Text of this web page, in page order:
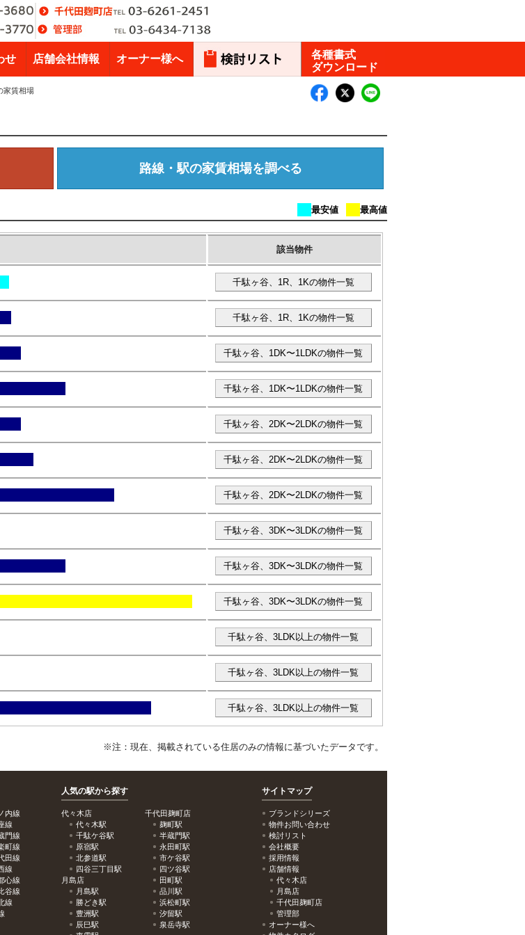
せ 店舗会社情報 オーナー様へ
各種書式
ダウンロード
家賃相場
路線・駅の家賃相場を調べる
該当物件
千駄ヶ谷、1R、1Kの物件一覧
千駄ヶ谷、1R、1Kの物件一覧
千駄ヶ谷、1DK〜1LDKの物件一覧
千駄ヶ谷、1DK〜1LDKの物件一覧
千駄ヶ谷、2DK〜2LDKの物件一覧
千駄ヶ谷、2DK〜2LDKの物件一覧
千駄ヶ谷、2DK〜2LDKの物件一覧
千駄ヶ谷、3DK〜3LDKの物件一覧
千駄ヶ谷、3DK〜3LDKの物件一覧
千駄ヶ谷、3DK〜3LDKの物件一覧
千駄ヶ谷、3LDK以上の物件一覧
千駄ヶ谷、3LDK以上の物件一覧
千駄ヶ谷、3LDK以上の物件一覧
※注：現在、掲載されている住居のみの情報に基づいたデータです。
内線
線
門線
町線
田線
線
心線
谷線
線
人気の駅から探す
代々木店
代々木駅
千駄ケ谷駅
原宿駅
北参道駅
四谷三丁目駅
月島店
月島駅
勝どき駅
豊洲駅
辰巳駅
千代田麹町店
麹町駅
半蔵門駅
永田町駅
市ケ谷駅
四ツ谷駅
田町駅
品川駅
浜松町駅
汐留駅
泉岳寺駅
サイトマップ
ブランドシリーズ
物件お問い合わせ
検討リスト
会社概要
採用情報
店舗情報
代々木店
月島店
千代田麹町店
管理部
オーナー様へ